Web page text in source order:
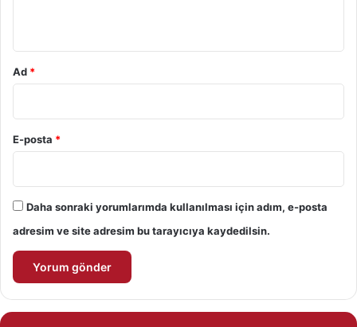
Ad *
E-posta *
Daha sonraki yorumlarımda kullanılması için adım, e-posta
adresim ve site adresim bu tarayıcıya kaydedilsin.